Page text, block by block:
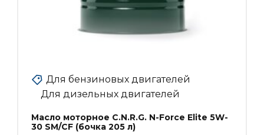
Для бензиновых двигателей
Для дизельных двигателей
Масло моторное C.N.R.G. N-Force Elite 5W-
30 SM/CF (бочка 205 л)